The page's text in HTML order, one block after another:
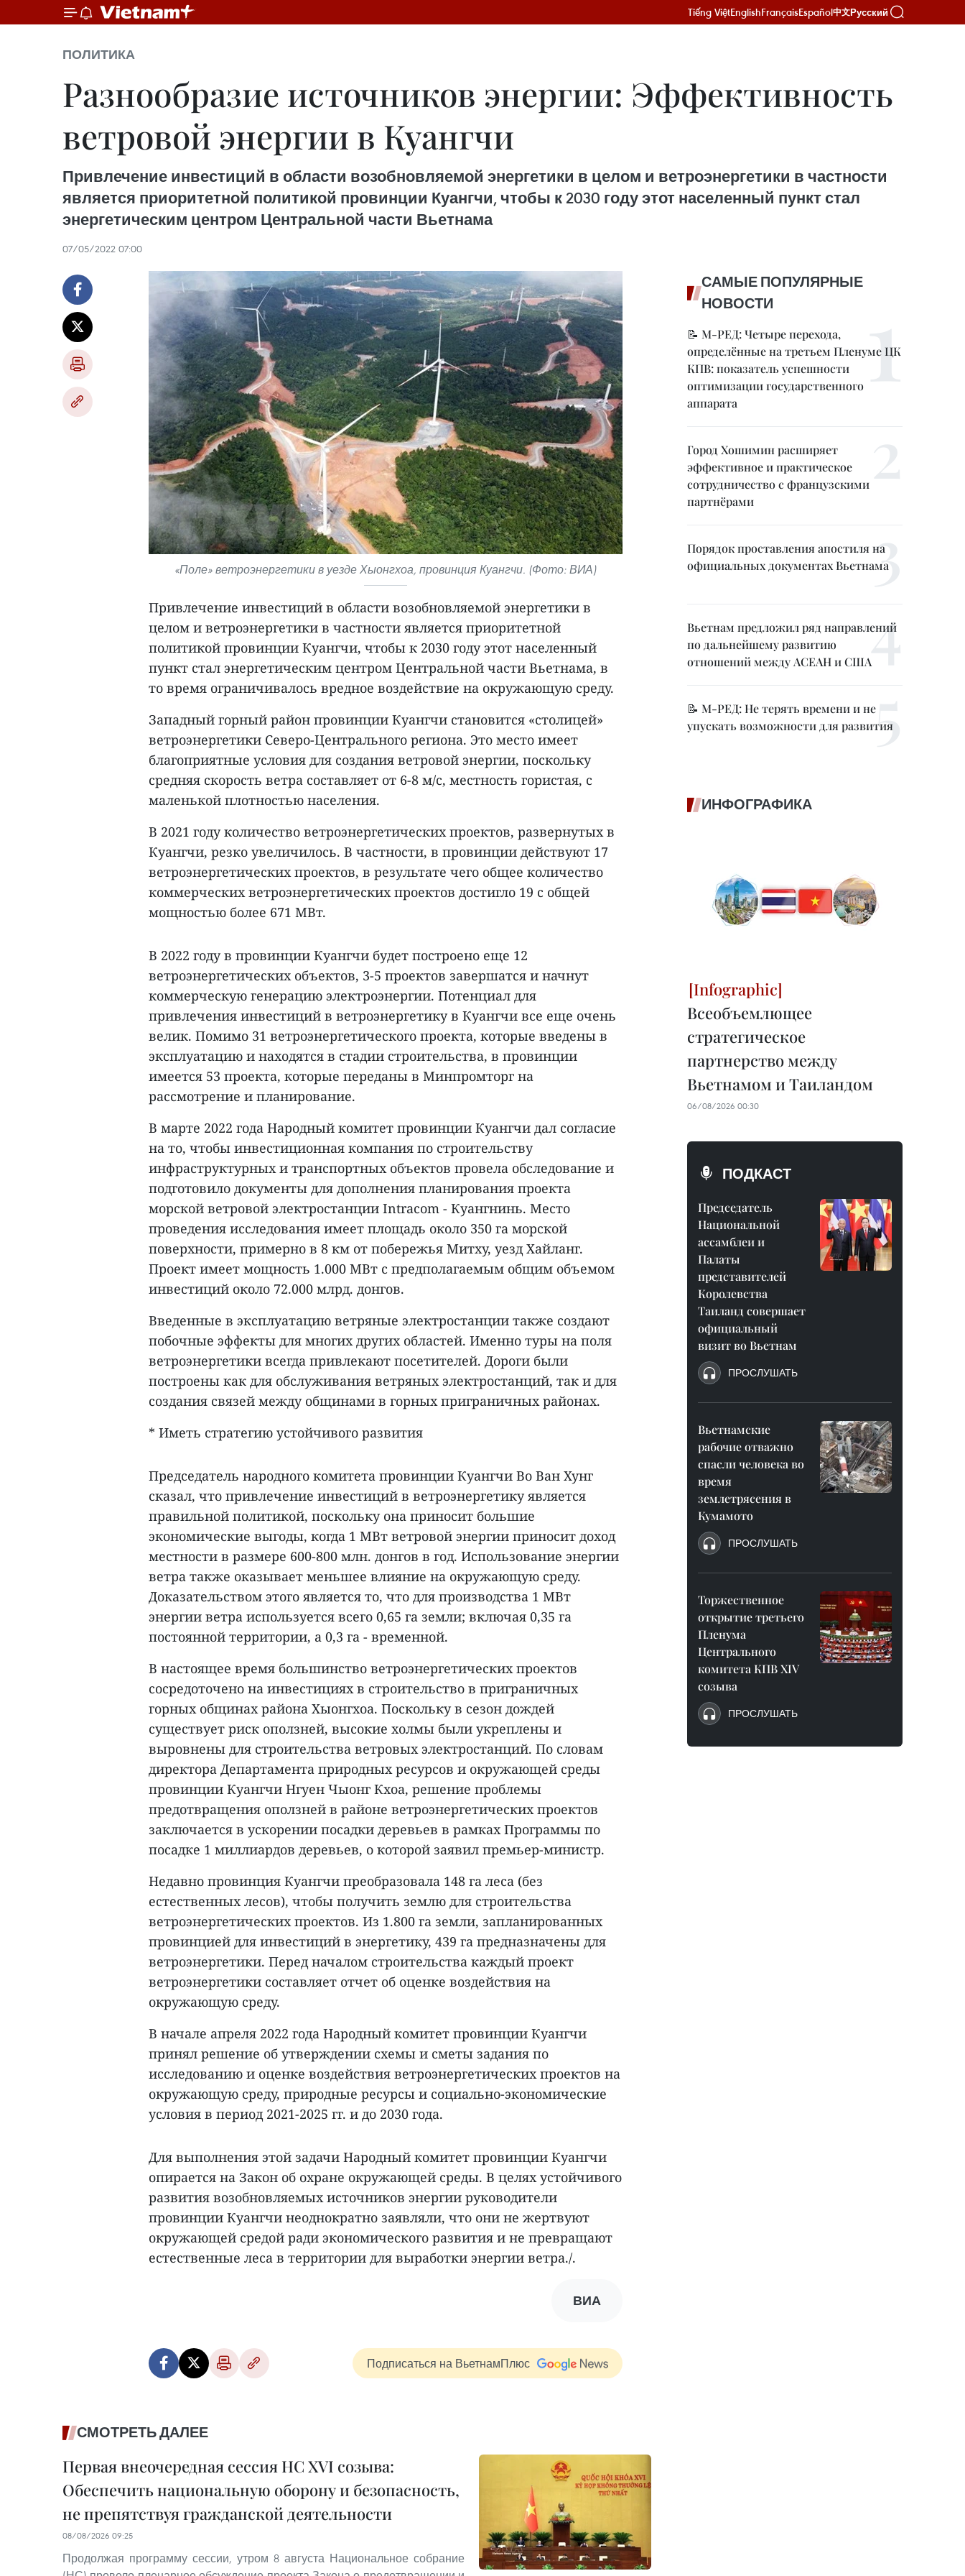
Tiếng ViệtEnglishFrançaisEspañol中文Русский
ПОЛИТИКА
Разнообразие источников энергии: Эффективность
ветровой энергии в Куангчи
Привлечение инвестиций в области возобновляемой энергетики в целом и ветроэнергетики в частности
является приоритетной политикой провинции Куангчи, чтобы к 2030 году этот населенный пункт стал
энергетическим центром Центральной части Вьетнама
07/05/2022 07:00
«Поле» ветроэнергетики в уезде Хыонгхоа, провинция Куангчи. (Фото: ВИА)
Привлечение инвестиций в области возобновляемой энергетики в
целом и ветроэнергетики в частности является приоритетной
политикой провинции Куангчи, чтобы к 2030 году этот населенный
пункт стал энергетическим центром Центральной части Вьетнама, в
то время ограничивалось вредное воздействие на окружающую среду.
Западный горный район провинции Куангчи становится «столицей»
ветроэнергетики Северо-Центрального региона. Это место имеет
благоприятные условия для создания ветровой энергии, поскольку
средняя скорость ветра составляет от 6-8 м/с, местность гористая, с
маленькой плотностью населения.
В 2021 году количество ветроэнергетических проектов, развернутых в
Куангчи, резко увеличилось. В частности, в провинции действуют 17
ветроэнергетических проектов, в результате чего общее количество
коммерческих ветроэнергетических проектов достигло 19 с общей
мощностью более 671 МВт.
В 2022 году в провинции Куангчи будет построено еще 12
ветроэнергетических объектов, 3-5 проектов завершатся и начнут
коммерческую генерацию электроэнергии. Потенциал для
привлечения инвестиций в ветроэнергетику в Куангчи все еще очень
велик. Помимо 31 ветроэнергетического проекта, которые введены в
эксплуатацию и находятся в стадии строительства, в провинции
имеется 53 проекта, которые переданы в Минпромторг на
рассмотрение и планирование.
В марте 2022 года Народный комитет провинции Куангчи дал согласие
на то, чтобы инвестиционная компания по строительству
инфраструктурных и транспортных объектов провела обследование и
подготовило документы для дополнения планирования проекта
морской ветровой электростанции Intracom - Куангнинь. Место
проведения исследования имеет площадь около 350 га морской
поверхности, примерно в 8 км от побережья Митху, уезд Хайланг.
Проект имеет мощность 1.000 МВт с предполагаемым общим объемом
инвестиций около 72.000 млрд. донгов.
Введенные в эксплуатацию ветряные электростанции также создают
побочные эффекты для многих других областей. Именно туры на поля
ветроэнергетики всегда привлекают посетителей. Дороги были
построены как для обслуживания ветряных электростанций, так и для
создания связей между общинами в горных приграничных районах.
* Иметь стратегию устойчивого развития
Председатель народного комитета провинции Куангчи Во Ван Хунг
сказал, что привлечение инвестиций в ветроэнергетику является
правильной политикой, поскольку она приносит большие
экономические выгоды, когда 1 МВт ветровой энергии приносит доход
местности в размере 600-800 млн. донгов в год. Использование энергии
ветра также оказывает меньшее влияние на окружающую среду.
Доказательством этого является то, что для производства 1 МВт
энергии ветра используется всего 0,65 га земли; включая 0,35 га
постоянной территории, а 0,3 га - временной.
В настоящее время большинство ветроэнергетических проектов
сосредоточено на инвестициях в строительство в приграничных
горных общинах района Хыонгхоа. Поскольку в сезон дождей
существует риск оползней, высокие холмы были укреплены и
выровнены для строительства ветровых электростанций. По словам
директора Департамента природных ресурсов и окружающей среды
провинции Куангчи Нгуен Чыонг Кхоа, решение проблемы
предотвращения оползней в районе ветроэнергетических проектов
заключается в ускорении посадки деревьев в рамках Программы по
посадке 1 миллиардов деревьев, о которой заявил премьер-министр.
Недавно провинция Куангчи преобразовала 148 га леса (без
естественных лесов), чтобы получить землю для строительства
ветроэнергетических проектов. Из 1.800 га земли, запланированных
провинцией для инвестиций в энергетику, 439 га предназначены для
ветроэнергетики. Перед началом строительства каждый проект
ветроэнергетики составляет отчет об оценке воздействия на
окружающую среду.
В начале апреля 2022 года Народный комитет провинции Куангчи
принял решение об утверждении схемы и сметы задания по
исследованию и оценке воздействия ветроэнергетических проектов на
окружающую среду, природные ресурсы и социально-экономические
условия в период 2021-2025 гг. и до 2030 года.
Для выполнения этой задачи Народный комитет провинции Куангчи
опирается на Закон об охране окружающей среды. В целях устойчивого
развития возобновляемых источников энергии руководители
провинции Куангчи неоднократно заявляли, что они не жертвуют
окружающей средой ради экономического развития и не превращают
естественные леса в территории для выработки энергии ветра./.
ВИА
Подписаться на ВьетнамПлюс
СМОТРЕТЬ ДАЛЕЕ
Первая внеочередная сессия НС XVI созыва:
Обеспечить национальную оборону и безопасность,
не препятствуя гражданской деятельности
08/08/2026 09:25
Продолжая программу сессии, утром 8 августа Национальное собрание
САМЫЕ ПОПУЛЯРНЫЕ
НОВОСТИ
📝 М-РЕД: Четыре перехода,
определённые на третьем Пленуме ЦК
КПВ: показатель успешности
оптимизации государственного
аппарата
Город Хошимин расширяет
эффективное и практическое
сотрудничество с французскими
партнёрами
Порядок проставления апостиля на
официальных документах Вьетнама
Вьетнам предложил ряд направлений
по дальнейшему развитию
отношений между АСЕАН и США
📝 М-РЕД: Не терять времени и не
упускать возможности для развития
ИНФОГРАФИКА
Всеобъемлющее
стратегическое
партнерство между
Вьетнамом и Таиландом
06/08/2026 00:30
ПОДКАСТ
Председатель
Национальной
ассамблеи и
Палаты
представителей
Королевства
Таиланд совершает
официальный
визит во Вьетнам
ПРОСЛУШАТЬ
Вьетнамские
рабочие отважно
спасли человека во
время
землетрясения в
Кумамото
ПРОСЛУШАТЬ
Торжественное
открытие третьего
Пленума
Центрального
комитета КПВ XIV
созыва
ПРОСЛУШАТЬ